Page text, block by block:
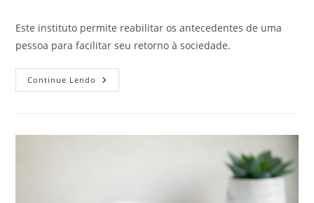
post:
Este instituto permite reabilitar os antecedentes de uma
pessoa para facilitar seu retorno à sociedade.
Continue Lendo Requisitos
Da